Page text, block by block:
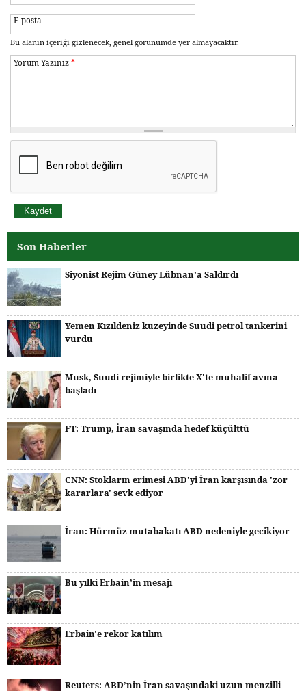
E-posta
Bu alanın içeriği gizlenecek, genel görünümde yer almayacaktır.
Yorum Yazınız*
Son Haberler
Siyonist Rejim Güney Lübnan’a Saldırdı
Yemen Kızıldeniz kuzeyinde Suudi petrol tankerini
vurdu
Musk, Suudi rejimiyle birlikte X'te muhalif avına
başladı
FT: Trump, İran savaşında hedef küçülttü
CNN: Stokların erimesi ABD'yi İran karşısında 'zor
kararlara' sevk ediyor
İran: Hürmüz mutabakatı ABD nedeniyle gecikiyor
Bu yılki Erbain’in mesajı
Erbain'e rekor katılım
Reuters: ABD’nin İran savaşındaki uzun menzilli